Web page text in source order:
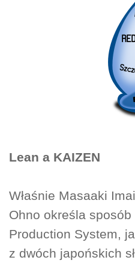
Lean a KAIZEN
Właśnie Masaaki
Ohno określa
Production System,
z dwóch japońskich